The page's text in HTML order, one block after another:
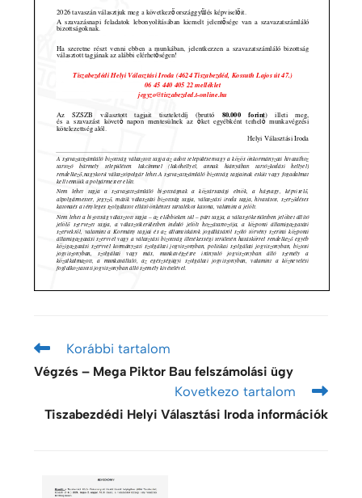
Korábbi tartalom
Végzés – Mega Piktor Bau felszámolási ügy
Kovetkezo tartalom
Tiszabezdédi Helyi Választási Iroda információk